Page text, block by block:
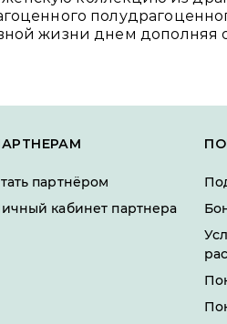
жизни днем дополняя
партнёром
кабинет партнера